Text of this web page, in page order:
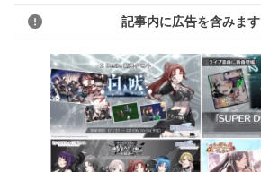
記事内に広告を含みます